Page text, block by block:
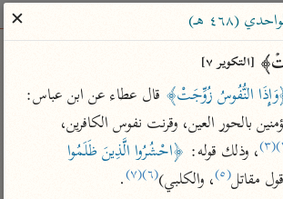
معنا في نشر القرآن والعلم الشرعي
الباحث القرآني
علوم مصاحف معاجم
Type 2 or more
(٤٦٨ هـ)
✕
[التكوير ٧]
النُّفُوسُ زُوِّجَتْ﴾
(٣) ، وذلك قوله:
مقاتل(٥) ، والكلبي)(٦) (٧) .